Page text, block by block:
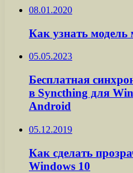
08.01.2020
Как узнать
05.05.2023
Бесплатная
в Syncthing для
Android
05.12.2019
Как сделать
Windows 10